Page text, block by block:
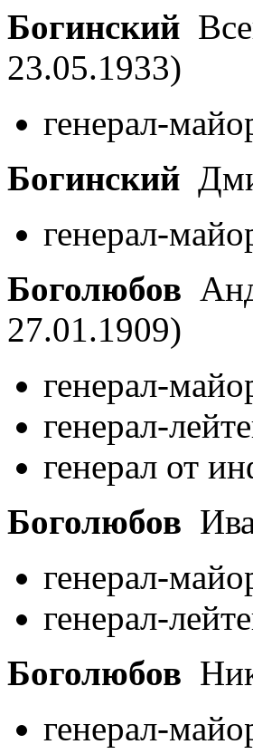
Богинский
23.05.1933)
генерал-
Богинский
генерал-
Боголюбов
27.01.1909)
генерал-
генерал-
генерал от
Боголюбов
генерал-
генерал-
Боголюбов
генерал-